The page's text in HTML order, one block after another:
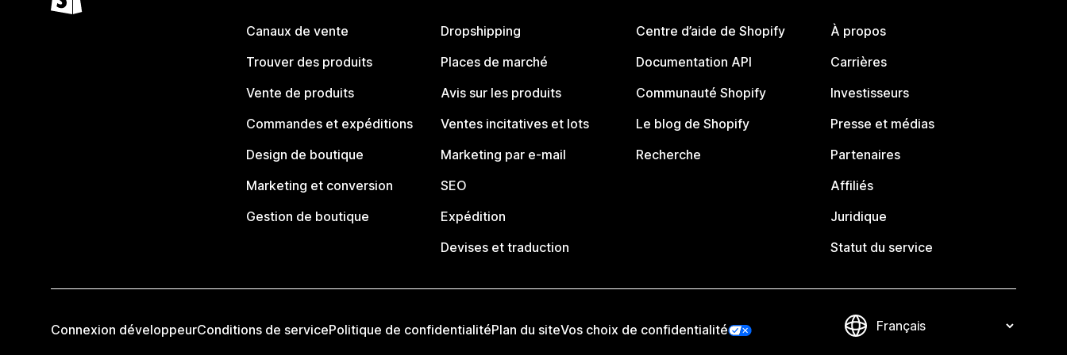
Canaux de vente
Trouver des produits
Vente de produits
Commandes et expéditions
Design de boutique
Marketing et conversion
Gestion de boutique
Dropshipping
Places de marché
Avis sur les produits
Ventes incitatives et lots
Marketing par e-mail
SEO
Expédition
Devises et traduction
Centre d’aide de Shopify
Documentation API
Communauté Shopify
Le blog de Shopify
Recherche
À propos
Carrières
Investisseurs
Presse et médias
Partenaires
Affiliés
Juridique
Statut du service
Connexion développeurConditions de servicePolitique de confidentialitéPlan du siteVos choix de confidentialité